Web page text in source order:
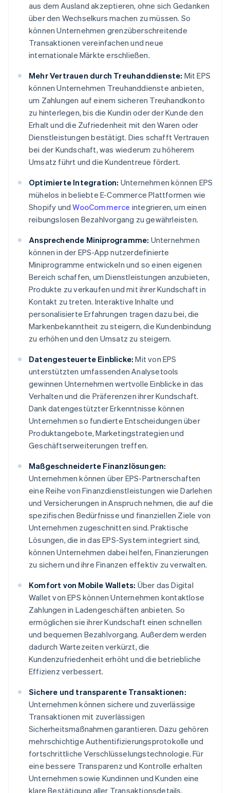
aus dem Ausland akzeptieren, ohne sich Gedanken
über den Wechselkurs machen zu müssen. So
können Unternehmen grenzüberschreitende
Transaktionen vereinfachen und neue
internationale Märkte erschließen.
Mehr Vertrauen durch Treuhanddienste: Mit EPS
können Unternehmen Treuhanddienste anbieten,
um Zahlungen auf einem sicheren Treuhandkonto
zu hinterlegen, bis die Kundin oder der Kunde den
Erhalt und die Zufriedenheit mit den Waren oder
Dienstleistungen bestätigt. Dies schafft Vertrauen
bei der Kundschaft, was wiederum zu höherem
Umsatz führt und die Kundentreue fördert.
Optimierte Integration: Unternehmen können EPS
mühelos in beliebte E-Commerce Plattformen wie
Shopify undWooCommerce integrieren, um einen
reibungslosen Bezahlvorgang zu gewährleisten.
Ansprechende Miniprogramme: Unternehmen
können in der EPS-App nutzerdefinierte
Miniprogramme entwickeln und so einen eigenen
Bereich schaffen, um Dienstleistungen anzubieten,
Produkte zu verkaufen und mit ihrer Kundschaft in
Kontakt zu treten. Interaktive Inhalte und
personalisierte Erfahrungen tragen dazu bei, die
Markenbekanntheit zu steigern, die Kundenbindung
zu erhöhen und den Umsatz zu steigern.
Datengesteuerte Einblicke: Mit von EPS
unterstützten umfassenden Analysetools
gewinnen Unternehmen wertvolle Einblicke in das
Verhalten und die Präferenzen ihrer Kundschaft.
Dank datengestützter Erkenntnisse können
Unternehmen so fundierte Entscheidungen über
Produktangebote, Marketingstrategien und
Geschäftserweiterungen treffen.
Maßgeschneiderte Finanzlösungen:
Unternehmen können über EPS-Partnerschaften
eine Reihe von Finanzdienstleistungen wie Darlehen
und Versicherungen in Anspruch nehmen, die auf die
spezifischen Bedürfnisse und finanziellen Ziele von
Unternehmen zugeschnitten sind. Praktische
Lösungen, die in das EPS-System integriert sind,
können Unternehmen dabei helfen, Finanzierungen
zu sichern und ihre Finanzen effektiv zu verwalten.
Komfort von Mobile Wallets: Über das Digital
Wallet von EPS können Unternehmen kontaktlose
Zahlungen in Ladengeschäften anbieten. So
ermöglichen sie ihrer Kundschaft einen schnellen
und bequemen Bezahlvorgang. Außerdem werden
dadurch Wartezeiten verkürzt, die
Kundenzufriedenheit erhöht und die betriebliche
Effizienz verbessert.
Sichere und transparente Transaktionen:
Unternehmen können sichere und zuverlässige
Transaktionen mit zuverlässigen
Sicherheitsmaßnahmen garantieren. Dazu gehören
mehrschichtige Authentifizierungsprotokolle und
fortschrittliche Verschlüsselungstechnologie. Für
eine bessere Transparenz und Kontrolle erhalten
Unternehmen sowie Kundinnen und Kunden eine
klare Bestätigung aller Transaktionsdetails.